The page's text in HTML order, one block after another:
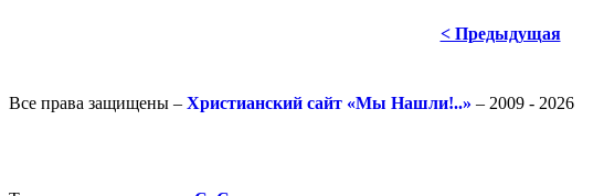
< Предыдущая
Все права защищены – Христианский сайт «Мы Нашли!..» – 2009 - 2026